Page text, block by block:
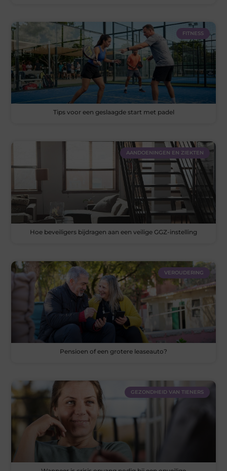
FITNESS
Tips voor een geslaagde start met padel
AANDOENINGEN EN ZIEKTEN
Hoe beveiligers bijdragen aan een veilige GGZ-instelling
VEROUDERING
Pensioen of een grotere leaseauto?
GEZONDHEID VAN TIENERS